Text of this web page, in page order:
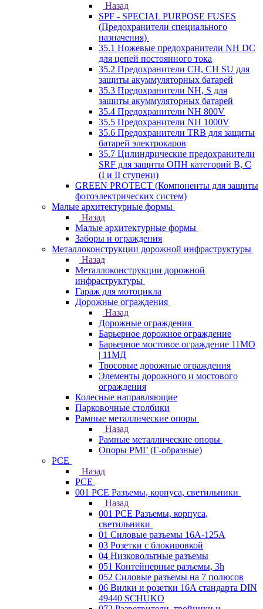
Назад
SPF - SPECIAL PURPOSE FUSES
(Предохранители специального
назначения)
35.1 Ножевые предохранители NH DC
для цепей постоянного тока
35.2 Предохранители CH, CH SU для
защиты акуммуляторных батарей
35.3 Предохранители NH, S для
защиты акуммуляторных батарей
35.4 Предохранители NH 800V
35.5 Предохранители NH 1000V
35.6 Предохранители TRB для защиты
батарей электрокаров
35.7 Цилиндрические предохранители
SRF для защиты ОПН категорий B, C
(I и II ступени)
GREEN PROTECT (Компоненты для защиты
фотоэлектрических систем)
Малые архитектурные формы
Назад
Малые архитектурные формы
Заборы и ограждения
Металлоконструкции дорожной инфраструктуры
Назад
Металлоконструкции дорожной
инфраструктуры
Гараж для мотоцикла
Дорожные ограждения
Назад
Дорожные ограждения
Барьерное дорожное ограждение
Барьерное мостовое ограждение 11МО
| 11МД
Тросовые дорожные ограждения
Элементы дорожного и мостового
ограждения
Колесные направляющие
Парковочные столбики
Рамные металлические опоры
Назад
Рамные металлические опоры
Опоры РМГ (Г-образные)
PCE
Назад
PCE
001 PCE Разъемы, корпуса, светильники
Назад
001 PCE Разъемы, корпуса,
светильники
01 Силовые разъемы 16А-125А
03 Розетки с блокировкой
04 Низковольтные разъемы
051 Контейнерные разъемы, 3h
052 Силовые разъемы на 7 полюсов
06 Вилки и розетки 16A стандарта DIN
49440 SCHUKO